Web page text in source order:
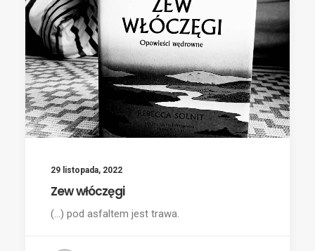
29 listopada, 2022
Zew włóczęgi
(...) pod asfaltem jest trawa.